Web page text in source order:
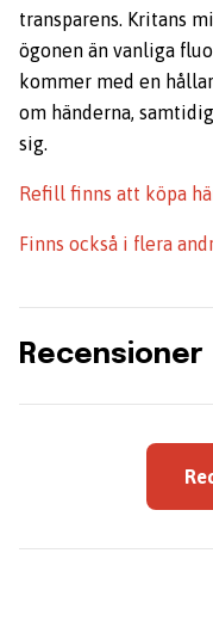
transparens. Kritans
ögonen än vanliga
kommer med en
om händerna,
sig.
Refill finns att köpa
Finns också i flera
Recensioner